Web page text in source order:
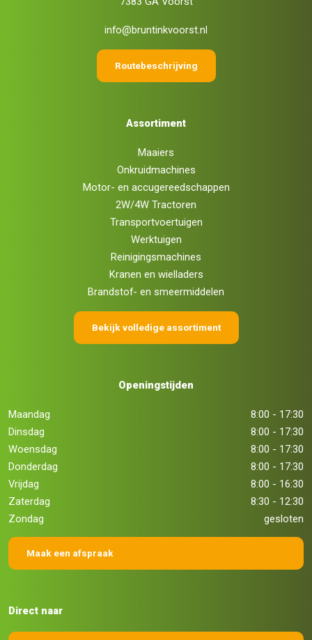
info@bruntinkvoorst.nl
Routebeschrijving
Assortiment
Maaiers
Onkruidmachines
Motor- en accugereedschappen
2W/4W Tractoren
Transportvoertuigen
Werktuigen
Reinigingsmachines
Kranen en wielladers
Brandstof- en smeermiddelen
Bekijk volledige assortiment
Openingstijden
Maandag
8:00 - 17:30
Dinsdag
8:00 - 17:30
Woensdag
8:00 - 17:30
Donderdag
8:00 - 17:30
Vrijdag
8:00 - 16:30
Zaterdag
8:30 - 12:30
Zondag
gesloten
Maak een afspraak
Direct naar